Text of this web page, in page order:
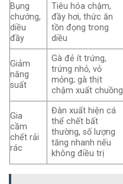
Bụng
chướng,
diều
đầy
Tiêu hóa chậm,
đầy hơi, thức ăn
tồn đọng trong
diều
Giảm
năng
suất
Gà đẻ ít trứng,
trứng nhỏ, vỏ
mỏng; gà thịt
chậm xuất chuồng
Gia
cầm
chết rải
rác
Đàn xuất hiện cá
thể chết bất
thường, số lượng
tăng nhanh nếu
không điều trị